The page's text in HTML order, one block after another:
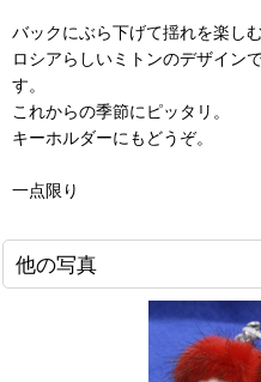
バックにぶら下げて揺れを楽し
ロシアらしいミトンのデザイン
す。
これからの季節にピッタリ。
キーホルダーにもどうぞ。
一点限り
他の写真